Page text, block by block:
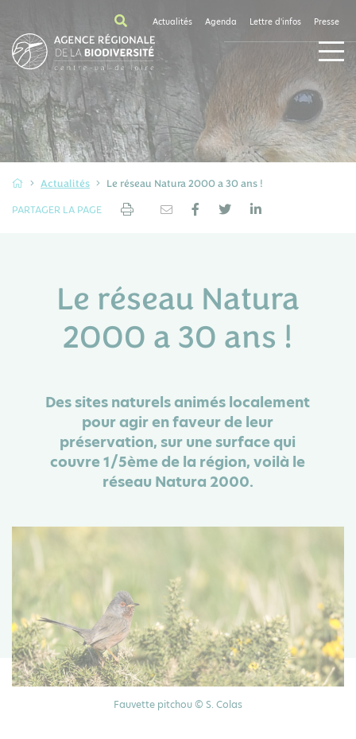
Actualités Agenda Lettre d'infos Presse
Actualités
Le réseau Natura 2000 a 30 ans !
PARTAGER LA PAGE
Le réseau Natura
2000 a 30 ans !
Des sites naturels animés localement
pour agir en faveur de leur
préservation, sur une surface qui
couvre 1/5ème de la région, voilà le
réseau Natura 2000.
Fauvette pitchou © S. Colas